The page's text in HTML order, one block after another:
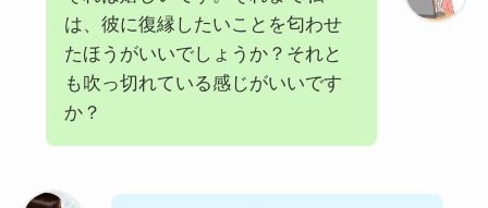
は、彼に復縁したいことを匂わせ
たほうがいいでしょうか？それと
も吹っ切れている感じがいいです
か？